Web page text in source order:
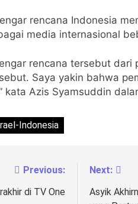
rencana Indonesia
media internasional
rencana tersebut dari
Saya yakin bahwa
kata Azis Syamsuddin
Indonesia
Previous:
di TV One
Next:
Asyik